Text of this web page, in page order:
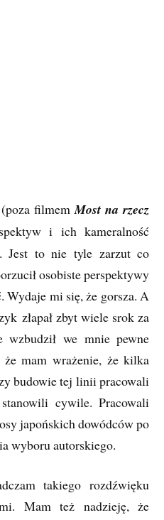
filmem Most na rzecz
i ich kameralność
Jest to nie tyle zarzut co
osobiste perspektywy
Wydaje mi się, że gorsza. A
złapał zbyt wiele srok za
we mnie pewne
że mam wrażenie, że kilka
budowie tej linii pracowali
cywile. Pracowali
japońskich dowódców po
wyboru autorskiego.
takiego rozdźwięku
Mam też nadzieję, że